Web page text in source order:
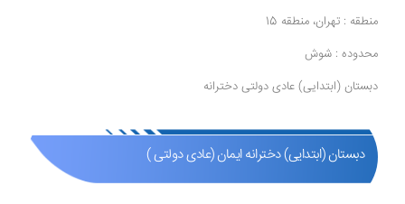
منطقه : تهران، منطقه 15
محدوده : شوش
دبستان (ابتدایی) عادی دولتی دخترانه
دبستان (ابتدایی) دخترانه ایمان (عادی دولتی )